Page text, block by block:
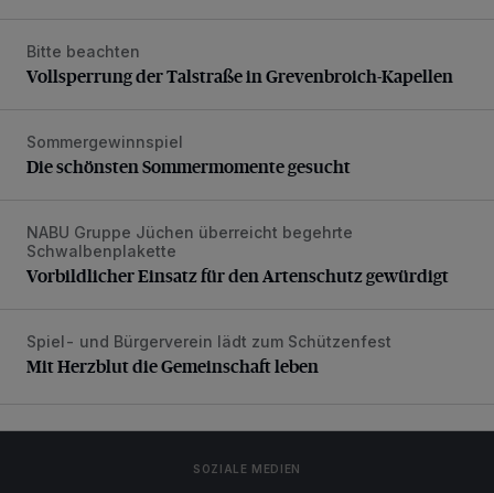
Vollsperrung der Talstraße in Grevenbroich-Kapellen
Bitte beachten
Vollsperrung der Talstraße in Grevenbroich-Kapellen
Die schönsten Sommermomente gesucht
Sommergewinnspiel
Die schönsten Sommermomente gesucht
Vorbildlicher Einsatz für den Artenschutz gewürdigt
NABU Gruppe Jüchen überreicht begehrte
Schwalbenplakette
Vorbildlicher Einsatz für den Artenschutz gewürdigt
Mit Herzblut die Gemeinschaft leben
Spiel- und Bürgerverein lädt zum Schützenfest
Mit Herzblut die Gemeinschaft leben
SOZIALE MEDIEN